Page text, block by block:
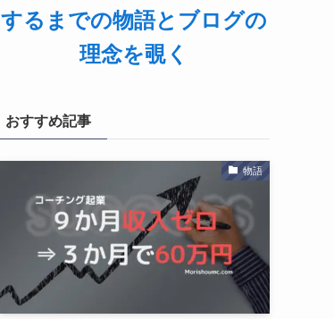
するまでの物語とブログの
理念を覗く
おすすめ記事
物語